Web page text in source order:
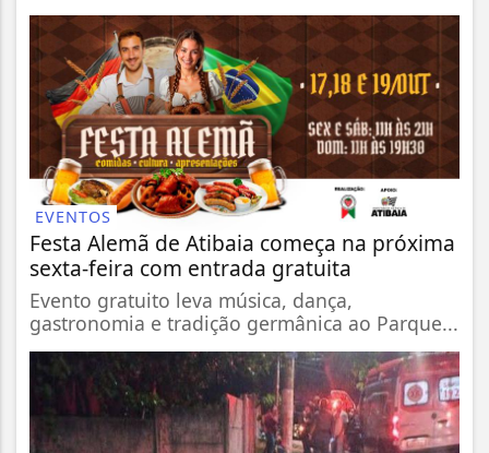
EVENTOS
Festa Alemã de Atibaia começa na próxima
sexta-feira com entrada gratuita
Evento gratuito leva música, dança,
gastronomia e tradição germânica ao Parque...